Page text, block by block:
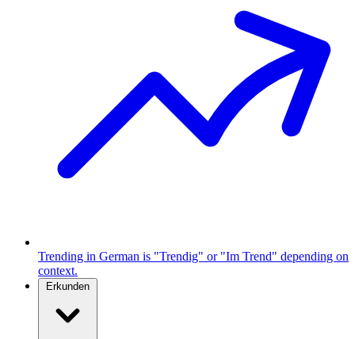
Trending in German is "Trendig" or "Im Trend" depending on
context.
Erkunden